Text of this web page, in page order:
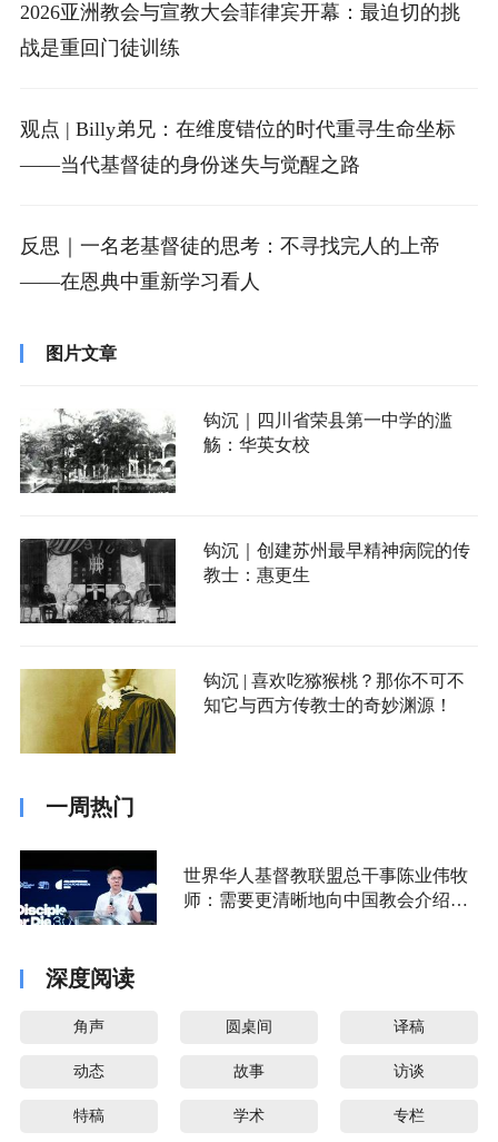
2026亚洲教会与宣教大会菲律宾开幕：最迫切的挑
战是重回门徒训练
观点 | Billy弟兄：在维度错位的时代重寻生命坐标
——当代基督徒的身份迷失与觉醒之路
反思｜一名老基督徒的思考：不寻找完人的上帝
——在恩典中重新学习看人
图片文章
钩沉｜四川省荣县第一中学的滥
觞：华英女校
钩沉｜创建苏州最早精神病院的传
教士：惠更生
钩沉 | 喜欢吃猕猴桃？那你不可不
知它与西方传教士的奇妙渊源！
一周热门
世界华人基督教联盟总干事陈业伟牧
师：需要更清晰地向中国教会介绍福
深度阅读
角声 圆桌间 译稿
动态 故事 访谈
特稿 学术 专栏